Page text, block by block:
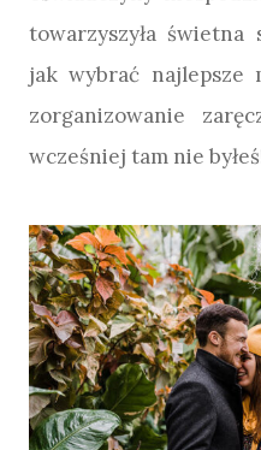
towarzyszyła świetna
jak wybrać najlepsze
zorganizowanie
wcześniej tam nie